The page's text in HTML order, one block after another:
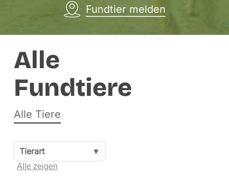
Fundtier melden
Alle
Fundtiere
Alle Tiere
Tierart ▼
Alle zeigen